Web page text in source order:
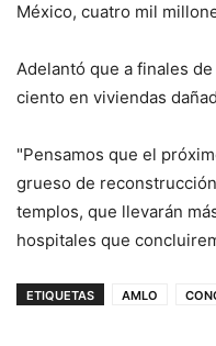
México, cuatro mil
Adelantó que a finales
ciento en viviendas
"Pensamos que el
grueso de
templos, que llevarán
hospitales que
ETIQUETAS AMLO